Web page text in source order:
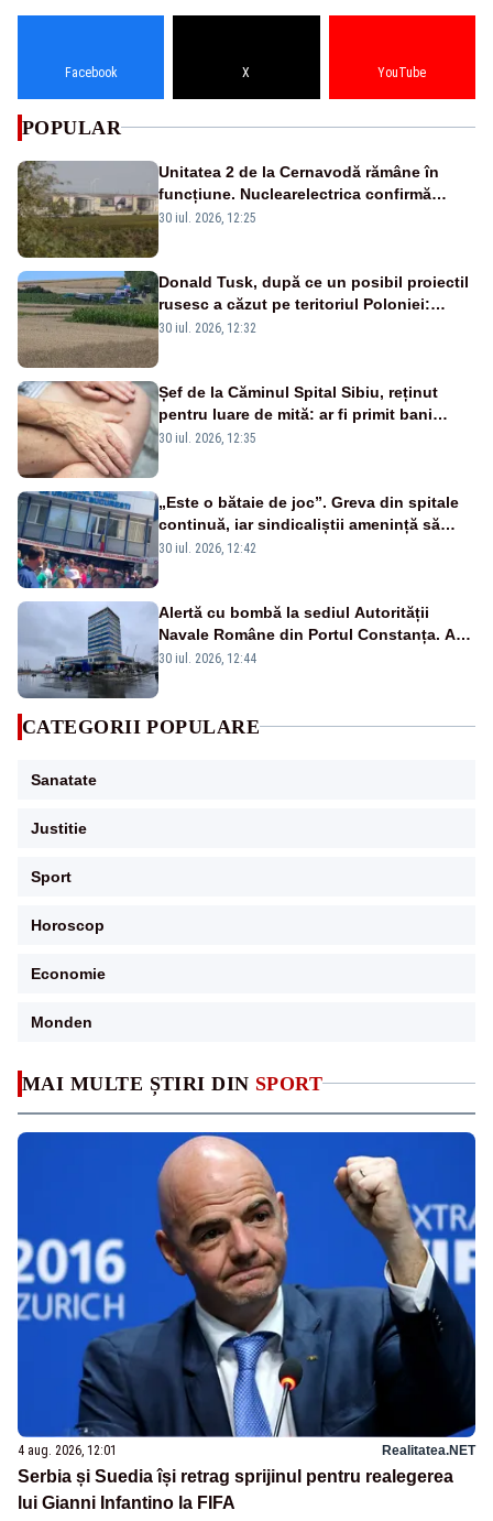
MAI MULTE ȘTIRI DIN SPORT
4 aug. 2026, 12:01 Realitatea.NET
Serbia și Suedia își retrag sprijinul pentru realegerea
lui Gianni Infantino la FIFA
Facebook X YouTube
POPULAR
Unitatea 2 de la Cernavodă rămâne în
funcțiune. Nuclearelectrica confirmă
operarea în siguranță
30 iul. 2026, 12:25
Donald Tusk, după ce un posibil proiectil
rusesc a căzut pe teritoriul Poloniei:
„Totul indică o rachetă Kh-101”
30 iul. 2026, 12:32
Șef de la Căminul Spital Sibiu, reținut
pentru luare de mită: ar fi primit bani
pentru internarea mai rapidă a
30 iul. 2026, 12:35
„Este o bătaie de joc”. Greva din spitale
continuă, iar sindicaliștii amenință să
mute protestele în stradă
30 iul. 2026, 12:42
Alertă cu bombă la sediul Autorității
Navale Române din Portul Constanța. A
doua amenințare în doar 24 de ore
30 iul. 2026, 12:44
CATEGORII POPULARE
Sanatate
Justitie
Sport
Horoscop
Economie
Monden